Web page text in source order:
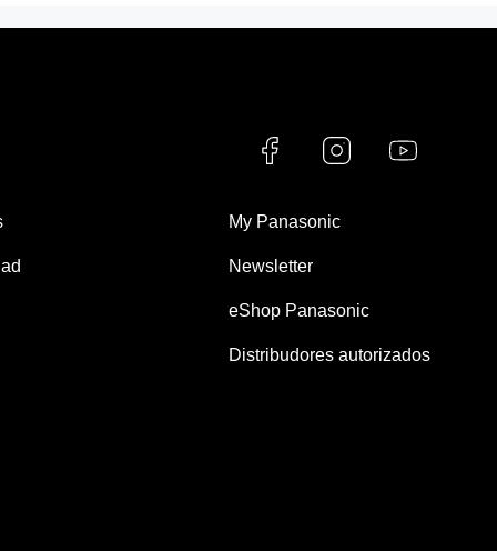
My Panasonic
Newsletter
eShop Panasonic
Distribudores autorizados